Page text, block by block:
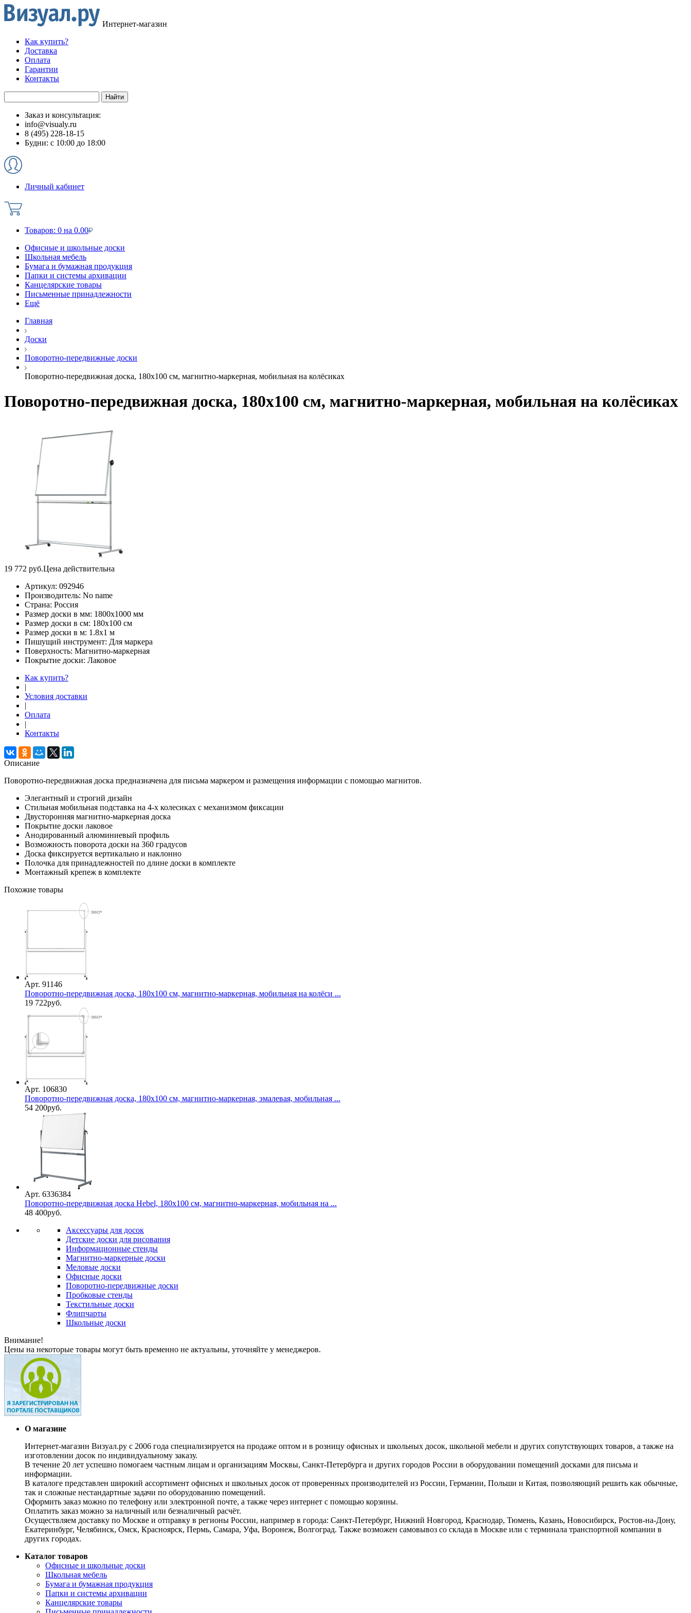
Интернет-магазин
Как купить?
Доставка
Оплата
Гарантии
Контакты
Заказ и консультация:
info@visualy.ru
8 (495) 228-18-15
Будни: с 10:00 до 18:00
Личный кабинет
Товаров: 0 на 0.00
Офисные и школьные доски
Школьная мебель
Бумага и бумажная продукция
Папки и системы архивации
Канцелярские товары
Письменные принадлежности
Ещё
Главная
Доски
Поворотно-передвижные доски
Поворотно-передвижная доска, 180х100 см, магнитно-маркерная, мобильная на колёсиках
Поворотно-передвижная доска, 180х100 см, магнитно-маркерная, мобильная на колёсиках
19 772 руб.Цена действительна
Артикул: 092946
Производитель: No name
Страна: Россия
Размер доски в мм: 1800х1000 мм
Размер доски в см: 180х100 см
Размер доски в м: 1.8х1 м
Пишущий инструмент: Для маркера
Поверхность: Магнитно-маркерная
Покрытие доски: Лаковое
Как купить?
|
Условия доставки
|
Оплата
|
Контакты
Описание
Поворотно-передвижная доска предназначена для письма маркером и размещения информации с помощью магнитов.
Элегантный и строгий дизайн
Стильная мобильная подставка на 4-х колесиках с механизмом фиксации
Двусторонняя магнитно-маркерная доска
Покрытие доски лаковое
Анодированный алюминиевый профиль
Возможность поворота доски на 360 градусов
Доска фиксируется вертикально и наклонно
Полочка для принадлежностей по длине доски в комплекте
Монтажный крепеж в комплекте
Похожие товары
Арт. 91146
Поворотно-передвижная доска, 180х100 см, магнитно-маркерная, мобильная на колёси ...
19 722руб.
Арт. 106830
Поворотно-передвижная доска, 180х100 см, магнитно-маркерная, эмалевая, мобильная ...
54 200руб.
Арт. 6336384
Поворотно-передвижная доска Hebel, 180х100 см, магнитно-маркерная, мобильная на ...
48 400руб.
Аксессуары для досок
Детские доски для рисования
Информационные стенды
Магнитно-маркерные доски
Меловые доски
Офисные доски
Поворотно-передвижные доски
Пробковые стенды
Текстильные доски
Флипчарты
Школьные доски
Внимание!
Цены на некоторые товары могут быть временно не актуальны, уточняйте у менеджеров.
О магазине
Интернет-магазин Визуал.ру с 2006 года специализируется на продаже оптом и в розницу офисных и школьных досок, школьной мебели и других сопутствующих товаров, а также на
изготовлении досок по индивидуальному заказу.
В течение 20 лет успешно помогаем частным лицам и организациям Москвы, Санкт-Петербурга и других городов России в оборудовании помещений досками для письма и
информации.
В каталоге представлен широкий ассортимент офисных и школьных досок от проверенных производителей из России, Германии, Польши и Китая, позволяющий решить как обычные,
так и сложные нестандартные задачи по оборудованию помещений.
Оформить заказ можно по телефону или электронной почте, а также через интернет с помощью корзины.
Оплатить заказ можно за наличный или безналичный расчёт.
Осуществляем доставку по Москве и отправку в регионы России, например в города: Санкт-Петербург, Нижний Новгород, Краснодар, Тюмень, Казань, Новосибирск, Ростов-на-Дону,
Екатеринбург, Челябинск, Омск, Красноярск, Пермь, Самара, Уфа, Воронеж, Волгоград. Также возможен самовывоз со склада в Москве или с терминала транспортной компании в
других городах.
Каталог товаров
Офисные и школьные доски
Школьная мебель
Бумага и бумажная продукция
Папки и системы архивации
Канцелярские товары